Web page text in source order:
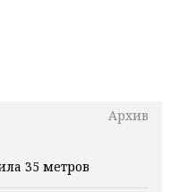
Архив
35 метров